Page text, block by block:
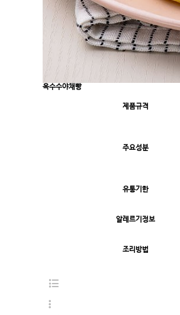
옥수수야채빵
제품규격
주요성분
유통기한
알레르기정보
조리방법